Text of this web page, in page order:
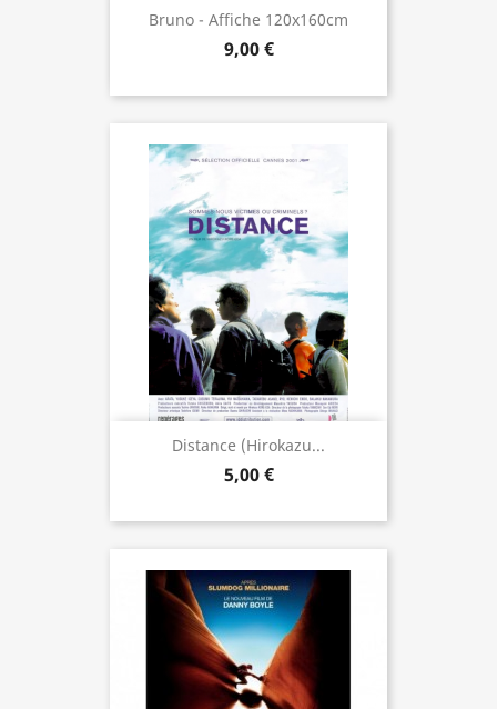
Bruno - Affiche 120x160cm
9,00 €
Distance (Hirokazu...
5,00 €